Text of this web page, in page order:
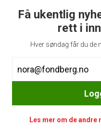
Få ukentlig
rett i
Hver søndag får du de
Les mer om de andre